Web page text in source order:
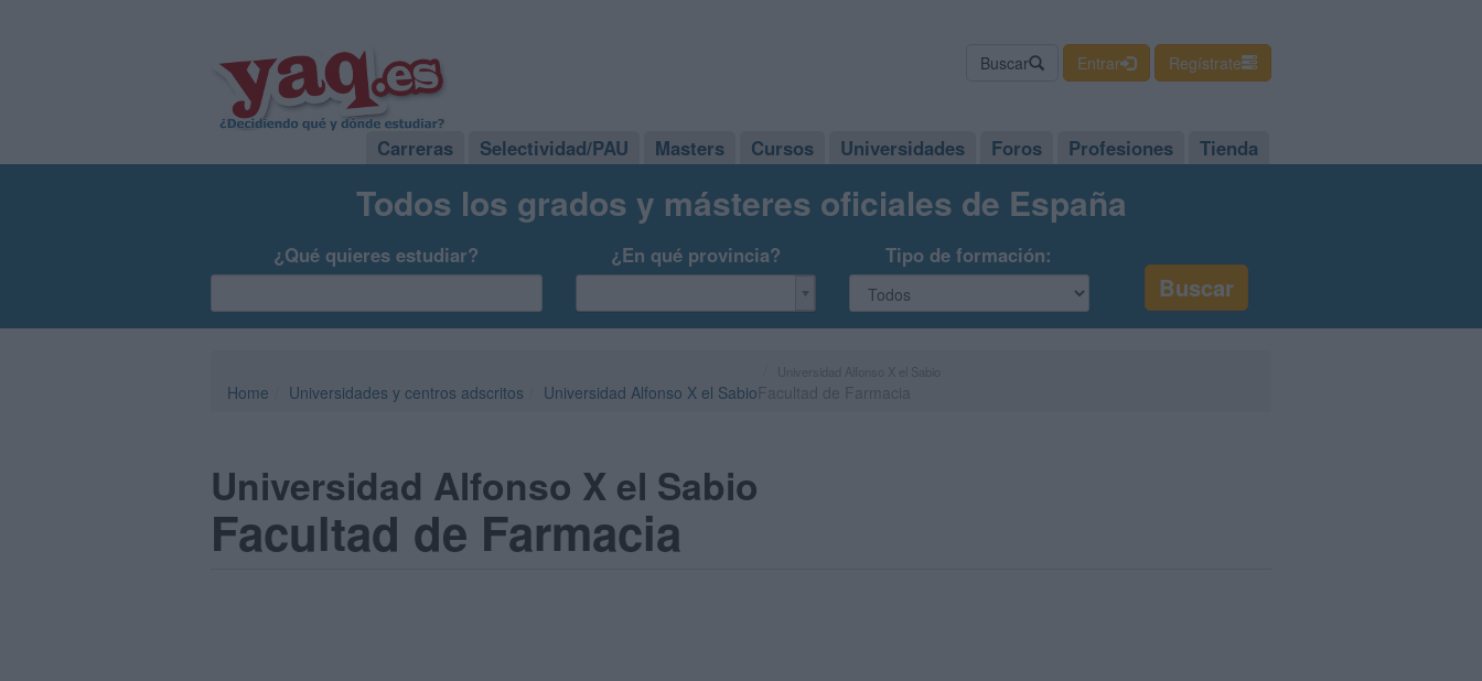
Buscar Entrar Regístrate
Carreras Selectividad/PAU Masters Cursos Universidades Foros Profesiones Tienda
Todos los grados y másteres oficiales de España
¿Qué quieres estudiar? ¿En qué provincia? Tipo de formación:
Home Universidades y centros adscritos Universidad Alfonso X el Sabio
Universidad Alfonso X el Sabio
Facultad de Farmacia